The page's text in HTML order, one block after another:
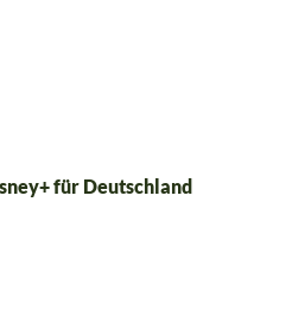
für Deutschland